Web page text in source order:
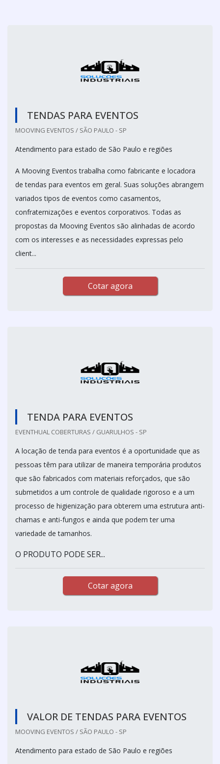
TENDAS PARA EVENTOS
MOOVING EVENTOS / SÃO PAULO - SP
Atendimento para estado de São Paulo e regiões
A Mooving Eventos trabalha como fabricante e locadora
de tendas para eventos em geral. Suas soluções abrangem
variados tipos de eventos como casamentos,
confraternizações e eventos corporativos. Todas as
propostas da Mooving Eventos são alinhadas de acordo
com os interesses e as necessidades expressas pelo
client...
Cotar agora
TENDA PARA EVENTOS
EVENTHUAL COBERTURAS / GUARULHOS - SP
A locação de tenda para eventos é a oportunidade que as
pessoas têm para utilizar de maneira temporária produtos
que são fabricados com materiais reforçados, que são
submetidos a um controle de qualidade rigoroso e a um
processo de higienização para obterem uma estrutura anti-
chamas e anti-fungos e ainda que podem ter uma
variedade de tamanhos.
O PRODUTO PODE SER...
Cotar agora
VALOR DE TENDAS PARA EVENTOS
MOOVING EVENTOS / SÃO PAULO - SP
Atendimento para estado de São Paulo e regiões